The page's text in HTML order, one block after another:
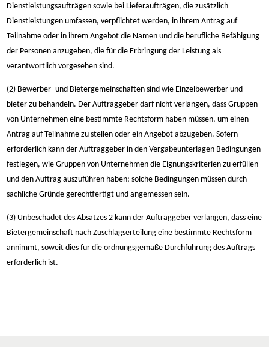
Dienstleistungsaufträgen sowie bei Lieferaufträgen, die zusätzlich
Dienstleistungen umfassen, verpflichtet werden, in ihrem Antrag auf
Teilnahme oder in ihrem Angebot die Namen und die berufliche Befähigung
der Personen anzugeben, die für die Erbringung der Leistung als
verantwortlich vorgesehen sind.
(2) Bewerber- und Bietergemeinschaften sind wie Einzelbewerber und -
bieter zu behandeln. Der Auftraggeber darf nicht verlangen, dass Gruppen
von Unternehmen eine bestimmte Rechtsform haben müssen, um einen
Antrag auf Teilnahme zu stellen oder ein Angebot abzugeben. Sofern
erforderlich kann der Auftraggeber in den Vergabeunterlagen Bedingungen
festlegen, wie Gruppen von Unternehmen die Eignungskriterien zu erfüllen
und den Auftrag auszuführen haben; solche Bedingungen müssen durch
sachliche Gründe gerechtfertigt und angemessen sein.
(3) Unbeschadet des Absatzes 2 kann der Auftraggeber verlangen, dass eine
Bietergemeinschaft nach Zuschlagserteilung eine bestimmte Rechtsform
annimmt, soweit dies für die ordnungsgemäße Durchführung des Auftrags
erforderlich ist.